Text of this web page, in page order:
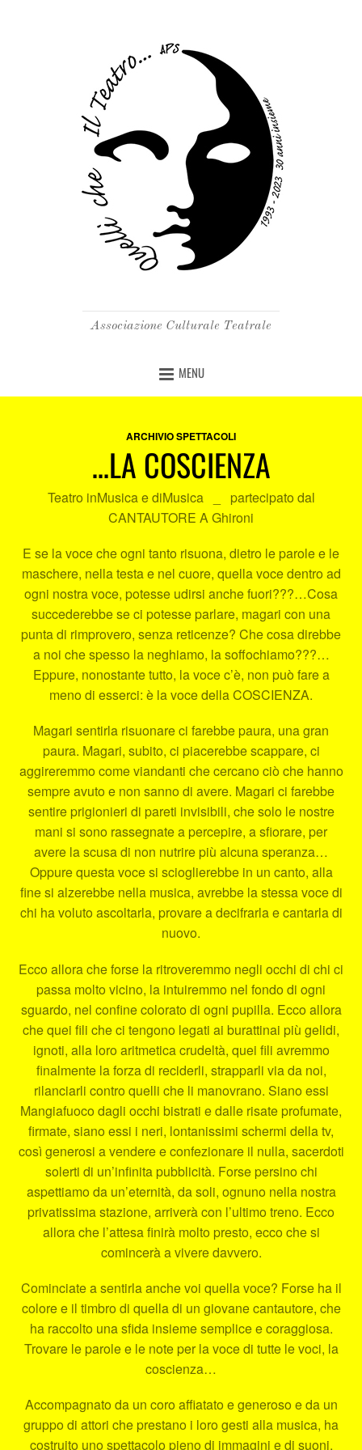
Associazione Culturale Teatrale
MENU
ARCHIVIO SPETTACOLI
…LA COSCIENZA
Teatro inMusica e diMusica _ partecipato dal
CANTAUTORE A Ghironi
E se la voce che ogni tanto risuona, dietro le parole e le
maschere, nella testa e nel cuore, quella voce dentro ad
ogni nostra voce, potesse udirsi anche fuori???…Cosa
succederebbe se ci potesse parlare, magari con una
punta di rimprovero, senza reticenze? Che cosa direbbe
a noi che spesso la neghiamo, la soffochiamo???…
Eppure, nonostante tutto, la voce c’è, non può fare a
meno di esserci: è la voce della COSCIENZA.
Magari sentirla risuonare ci farebbe paura, una gran
paura. Magari, subito, ci piacerebbe scappare, ci
aggireremmo come viandanti che cercano ciò che hanno
sempre avuto e non sanno di avere. Magari ci farebbe
sentire prigionieri di pareti invisibili, che solo le nostre
mani si sono rassegnate a percepire, a sfiorare, per
avere la scusa di non nutrire più alcuna speranza…
Oppure questa voce si scioglierebbe in un canto, alla
fine si alzerebbe nella musica, avrebbe la stessa voce di
chi ha voluto ascoltarla, provare a decifrarla e cantarla di
nuovo.
Ecco allora che forse la ritroveremmo negli occhi di chi ci
passa molto vicino, la intuiremmo nel fondo di ogni
sguardo, nel confine colorato di ogni pupilla. Ecco allora
che quei fili che ci tengono legati ai burattinai più gelidi,
ignoti, alla loro aritmetica crudeltà, quei fili avremmo
finalmente la forza di reciderli, strapparli via da noi,
rilanciarli contro quelli che li manovrano. Siano essi
Mangiafuoco dagli occhi bistrati e dalle risate profumate,
firmate, siano essi i neri, lontanissimi schermi della tv,
così generosi a vendere e confezionare il nulla, sacerdoti
solerti di un’infinita pubblicità. Forse persino chi
aspettiamo da un’eternità, da soli, ognuno nella nostra
privatissima stazione, arriverà con l’ultimo treno. Ecco
allora che l’attesa finirà molto presto, ecco che si
comincerà a vivere davvero.
Cominciate a sentirla anche voi quella voce? Forse ha il
colore e il timbro di quella di un giovane cantautore, che
ha raccolto una sfida insieme semplice e coraggiosa.
Trovare le parole e le note per la voce di tutte le voci, la
coscienza…
Accompagnato da un coro affiatato e generoso e da un
gruppo di attori che prestano i loro gesti alla musica, ha
costruito uno spettacolo pieno di immagini e di suoni,